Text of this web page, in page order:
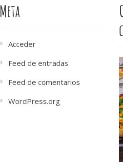
Meta
Acceder
Feed de entradas
Feed de comentarios
WordPress.org